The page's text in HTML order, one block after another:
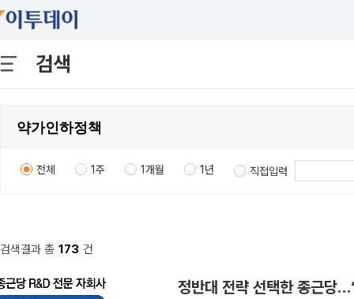
검색
전체 1주 1개월 1년 직접입력
검색결과 총 173 건
정반대 전략 선택한 종근당